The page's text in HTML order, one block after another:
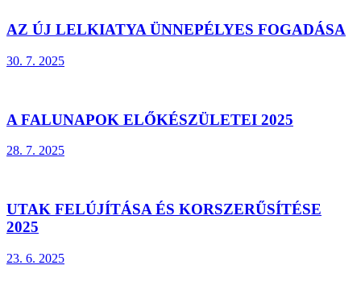
AZ ÚJ LELKIATYA ÜNNEPÉLYES FOGADÁSA
30. 7. 2025
A FALUNAPOK ELŐKÉSZÜLETEI 2025
28. 7. 2025
UTAK FELÚJÍTÁSA ÉS KORSZERŰSÍTÉSE
2025
23. 6. 2025